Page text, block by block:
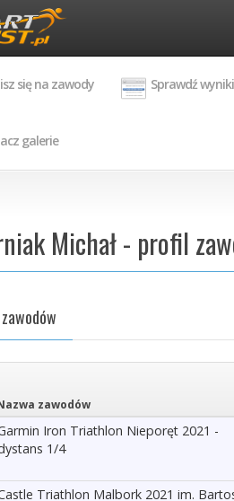
się na zawody Sprawdź wyniki
galerie
Michał - profil
zawodów
Iron Triathlon Nieporęt 2021 -
1/4
Triathlon Malbork 2021 im.